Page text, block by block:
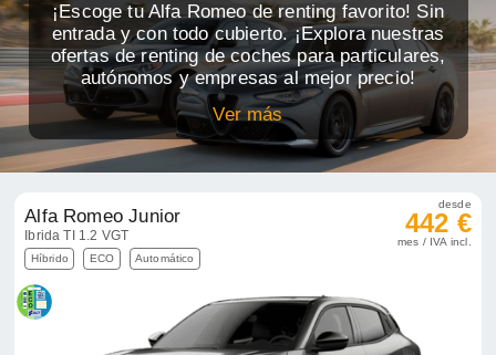
¡Escoge tu Alfa Romeo de renting favorito! Sin
entrada y con todo cubierto. ¡Explora nuestras
ofertas de renting de coches para particulares,
autónomos y empresas al mejor precio!
Ver más
Alfa Romeo Junior
Ibrida TI 1.2 VGT
Híbrido ECO Automático
desde
442 €
mes / IVA incl.